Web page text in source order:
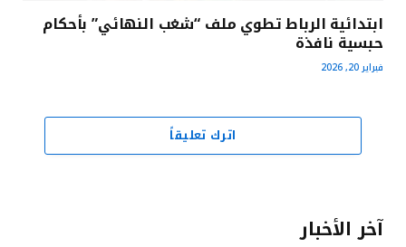
ابتدائية الرباط تطوي ملف “شغب النهائي” بأحكام
حبسية نافذة
فبراير 20, 2026
اترك تعليقاً
آخر الأخبار